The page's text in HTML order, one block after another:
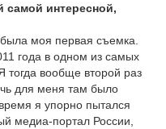
самой интересной,
моя первая съемка.
года в одном из самых
тогда вообще второй раз
для меня там было
я упорно пытался
медиа-портал России,